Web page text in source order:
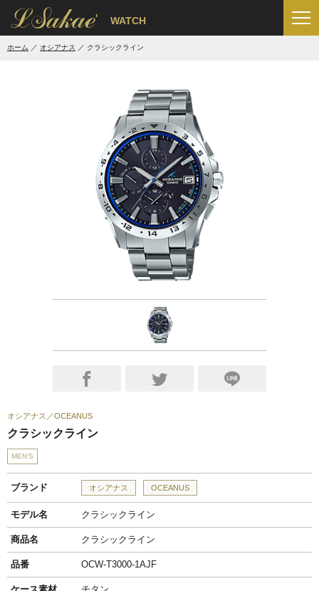
' WATCH
ホーム オシアナス クラシックライン
オシアナス OCEANUS
クラシックライン
MEN'S
ブランド オシアナス OCEANUS
モデル名 クラシックライン
商品名 クラシックライン
品番 OCW-T3000-1AJF